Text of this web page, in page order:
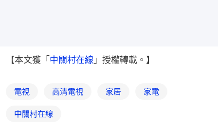
【本文獲「 中關村在線 」授權轉載。】
電視 高清電視 家居 家電
中關村在線